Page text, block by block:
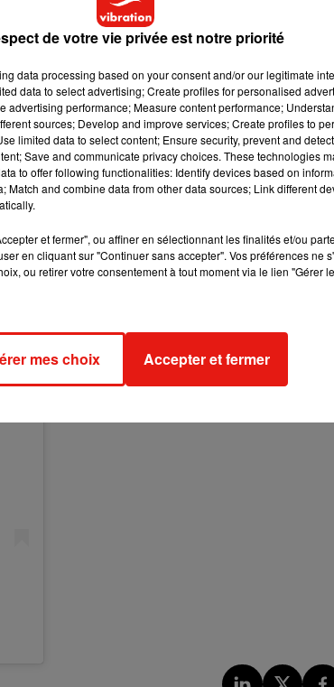
au mois de décembre. Elle sera également sur la
de votre vie privée est notre priorité
data processing based on your consent and/or our legitimate
data to select advertising; Create profiles for personalised
advertising performance; Measure content performance;
sources; Develop and improve services; Create profiles to
limited data to select content; Ensure security, prevent and
Save and communicate privacy choices. These technologies
to offer following functionalities: Identify devices based on
Match and combine data from other data sources; Link different
et fermer", ou affiner en sélectionnant les finalités et/ou
en cliquant sur "Continuer sans accepter". Vos préférences ne
ou retirer votre consentement à tout moment via le lien "Gérer
mes choix Accepter et fermer